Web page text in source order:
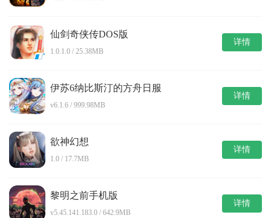
仙剑奇侠传DOS版
1.0.1.0 / 25.38MB
详情
伊苏6纳比斯汀的方舟日服
v6.1.6 / 999.98MB
详情
欲神幻想
1.0 / 17.7MB
详情
黎明之前手机版
v5.45.141.183.0 / 642.9MB
详情